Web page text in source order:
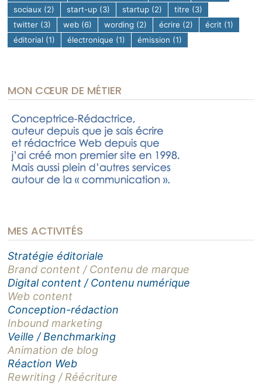
sociaux (2) start-up (3) startup (2) titre (3)
twitter (3) web (6) wording (2) écrire (2) écrit (1)
éditorial (1) électronique (1) émission (1)
MON CŒUR DE MÉTIER
MES ACTIVITÉS
Stratégie éditoriale
Brand content / Contenu de marque
Digital content / Contenu numérique
Web content
Conception-rédaction
Inbound marketing
Veille / Benchmarking
Animation de blog
Réaction Web
Rewriting / Réécriture